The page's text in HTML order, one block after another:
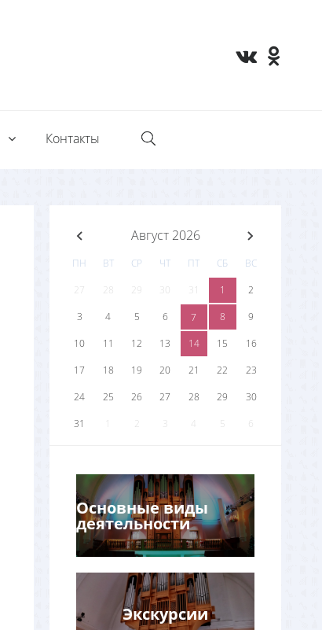
Контакты
Август 2026
ПН ВТ СР ЧТ ПТ СБ
ВС
27
28 29 31 1
2
3
4 5 6 7 8
9
10
11 12 13 14 15
16
17
18 19 20 21 22
23
24
25 26 27 28 29
30
31
1 2 4 6
Основные виды
деятельности
Экскурсии